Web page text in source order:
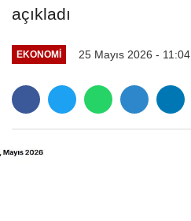
açıkladı
EKONOMI 25 Mayıs 2026 - 11:04